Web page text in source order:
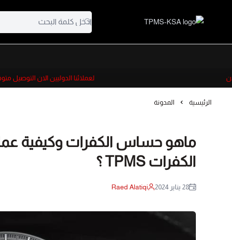
TPMS-KSA
لعملائنا الدوليين الان التوصيل
الرئيسية المدونة
ماهو حساس الكفرات وكيفية
الكفرات TPMS ؟
28 يناير 2024 Raed Alatiqi